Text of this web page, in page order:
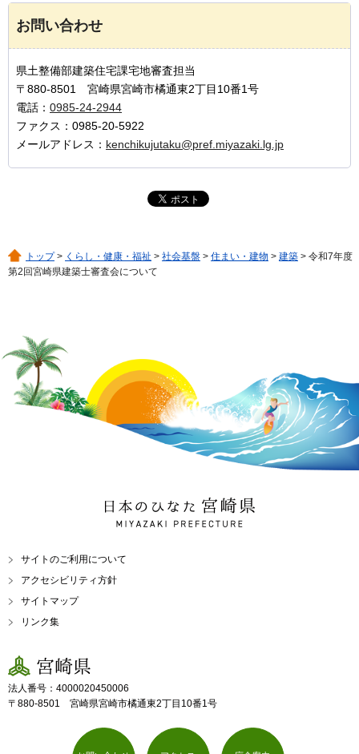
お問い合わせ
県土整備部建築住宅課宅地審査担当
〒880-8501 宮崎県宮崎市橘通東2丁目10番1号
電話： 0985-24-2944
ファクス：0985-20-5922
メールアドレス： kenchikujutaku@pref.miyazaki.lg.jp
トップ> くらし・健康・福祉 > 社会基盤 > 住まい・建物 > 建築 > 令和7年度
第2回宮崎県建築士審査会について
日本のひなた 宮崎県
MIYAZAKI PREFECTURE
サイトのご利用について
アクセシビリティ方針
サイトマップ
リンク集
宮崎県
法人番号：4000020450006
〒880-8501 宮崎県宮崎市橘通東2丁目10番1号